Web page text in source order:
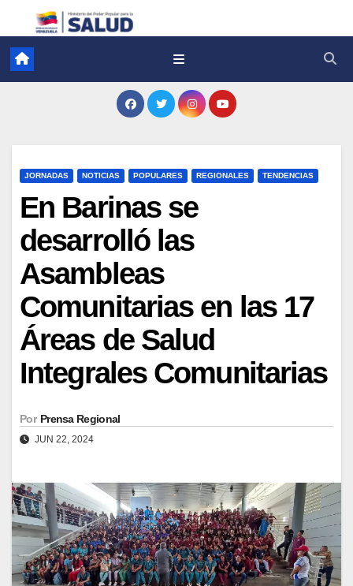
JORNADAS NOTICIAS POPULARES REGIONALES TENDENCIAS
En Barinas se
desarrolló las
Asambleas
Comunitarias en las 17
Áreas de Salud
Integrales Comunitarias
Por Prensa Regional
JUN 22, 2024